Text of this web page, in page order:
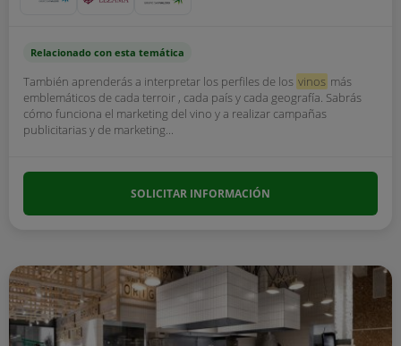
Relacionado con esta temática
También aprenderás a interpretar los perfiles de los vinos más
emblemáticos de cada terroir , cada país y cada geografía. Sabrás
cómo funciona el marketing del vino y a realizar campañas
publicitarias y de marketing...
SOLICITAR INFORMACIÓN